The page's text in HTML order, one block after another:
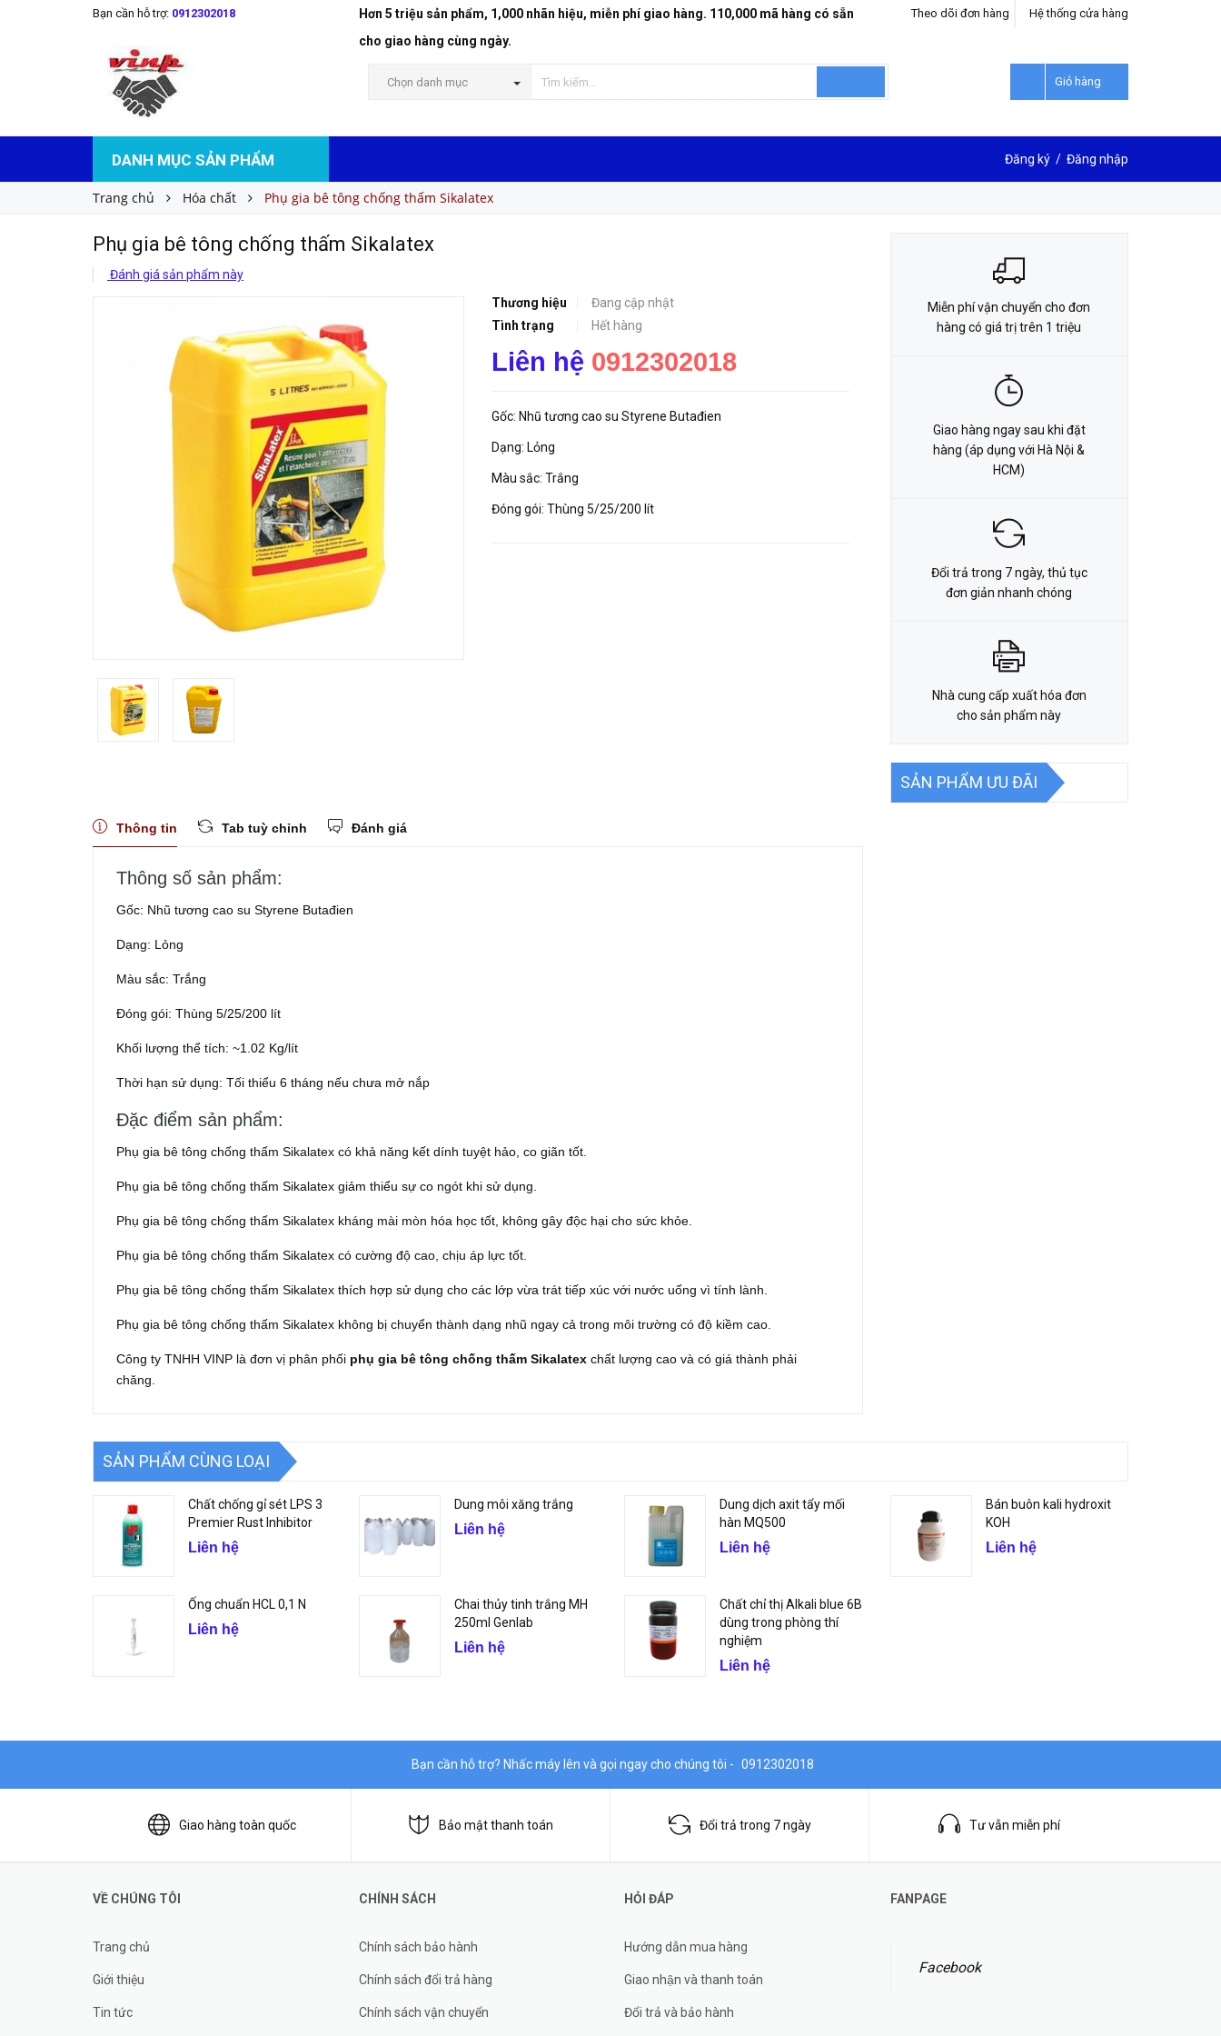
Bạn cần hỗ trợ: 0912302018
Hơn 5 triệu sản phẩm, 1,000 nhãn hiệu, miễn phí giao hàng. 110,000 mã hàng có sẵn
cho giao hàng cùng ngày.
Hệ thống cửa hàng
Theo dõi đơn hàng
Chọn danh mục Giỏ hàng
DANH MỤC SẢN PHẨM Đăng ký / Đăng nhập
Trang chủ Hóa chất Phụ gia bê tông chống thấm Sikalatex
Phụ gia bê tông chống thấm Sikalatex
Đánh giá sản phẩm này
Thương hiệu
Đang cập nhật
Tình trạng
Hết hàng
Liên hệ 0912302018
Gốc: Nhũ tương cao su Styrene Butađien
Dạng: Lỏng
Màu sắc: Trắng
Đóng gói: Thùng 5/25/200 lít
Phụ gia bê tông chống thấm Sikalatex LIÊN HỆ ĐẶT HÀNG
Thông tin Tab tuỳ chỉnh Đánh giá
Thông số sản phẩm:
Gốc: Nhũ tương cao su Styrene Butađien
Dạng: Lỏng
Màu sắc: Trắng
Đóng gói: Thùng 5/25/200 lít
Khối lượng thể tích: ~1.02 Kg/lít
Thời hạn sử dụng: Tối thiểu 6 tháng nếu chưa mở nắp
Đặc điểm sản phẩm:
Phụ gia bê tông chống thấm Sikalatex có khả năng kết dính tuyệt hảo, co giãn tốt.
Phụ gia bê tông chống thấm Sikalatex giảm thiểu sự co ngót khi sử dụng.
Phụ gia bê tông chống thấm Sikalatex kháng mài mòn hóa học tốt, không gây độc hại cho sức khỏe.
Phụ gia bê tông chống thấm Sikalatex có cường độ cao, chịu áp lực tốt.
Phụ gia bê tông chống thấm Sikalatex thích hợp sử dụng cho các lớp vừa trát tiếp xúc với nước uống vì tính lành.
Phụ gia bê tông chống thấm Sikalatex không bị chuyển thành dạng nhũ ngay cả trong môi trường có độ kiềm cao.
Công ty TNHH VINP là đơn vị phân phối phụ gia bê tông chống thấm Sikalatex chất lượng cao và có giá thành phải
chăng.
Miễn phí vận chuyển cho đơn
hàng có giá trị trên 1 triệu
Giao hàng ngay sau khi đặt
hàng (áp dụng với Hà Nội &
HCM)
Đổi trả trong 7 ngày, thủ tục
đơn giản nhanh chóng
Nhà cung cấp xuất hóa đơn
cho sản phẩm này
SẢN PHẨM ƯU ĐÃI
SẢN PHẨM CÙNG LOẠI
Chất chống gỉ sét LPS 3
Premier Rust Inhibitor
Liên hệ
Dung môi xăng trắng
Liên hệ
Dung dịch axit tẩy mối
hàn MQ500
Liên hệ
Bán buôn kali hydroxit
KOH
Liên hệ
Ống chuẩn HCL 0,1 N
Liên hệ
Chai thủy tinh trắng MH
250ml Genlab
Liên hệ
Chất chỉ thị Alkali blue 6B
dùng trong phòng thí
nghiệm
Liên hệ
Bạn cần hỗ trợ? Nhấc máy lên và gọi ngay cho chúng tôi - 0912302018
Giao hàng toàn quốc Bảo mật thanh toán Đổi trả trong 7 ngày Tư vẫn miễn phí
VỀ CHÚNG TÔI
Trang chủ
Giới thiệu
Tin tức
CHÍNH SÁCH
Chính sách bảo hành
Chính sách đổi trả hàng
Chính sách vận chuyển
HỎI ĐÁP
Hướng dẫn mua hàng
Giao nhận và thanh toán
Đổi trả và bảo hành
FANPAGE
Facebook